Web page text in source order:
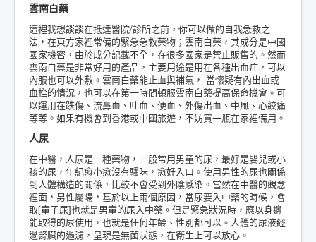
雲南白藥
這裡我想談談在抵達醫院/診所之前，你可以做的自我急救之
法，在東方家裡常備的緊急急救藥物；雲南白藥，其成分是中國
國家機密，由於成分記載不全，在很多國家是禁止販售的。然而
雲南白藥是非常好用的產品，主要用途是用在各種出血症，可以
內服也可以外敷。雲南白藥能止血與補氣， 當懷疑有內出血或
血栓的情況，也可以在第一時間頓服雲南白藥提高保命機會。可
以運用在跌傷、流鼻血、吐血、便血、外傷出血、中風、心絞痛
等等。如果有機會到香港或中國旅遊，不妨買一瓶在家裡備用。
人尿
在中醫，人尿是一種藥物，一般常用男童的尿，最好是嬰兒或小
孩的尿，年紀愈小愈沒有騷味，愈好入口。使用男性的尿也關係
到人體構造的關係，比較不會受到外陰感染。當然在中醫的觀念
裡面，男性屬陽，基於以上兩個原因，當尿要入中藥的時候，會
取[童子尿]也就是男童的尿入中藥。但是緊急狀況時，應以身邊
能取得的尿使用，也就是任何年齡、性別都可以。人體的尿液經
過腎臟的過濾，呈現是無菌狀態，在衛生上可以放心。